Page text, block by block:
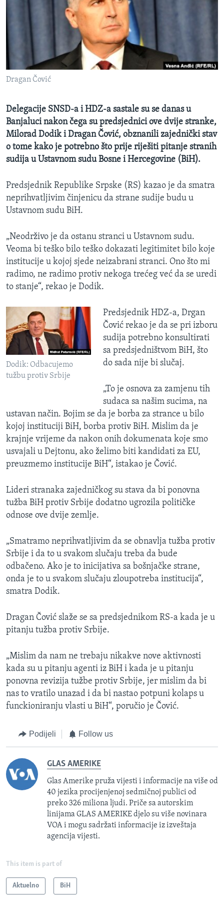
O GLASU AMERIKE
Learning English
PRATITE NAS
Jezici
Dragan Čović
Delegacije SNSD-a i HDZ-a sastale su se danas u
Banjaluci nakon čega su predsjednici ove dvije stranke,
Milorad Dodik i Dragan Čović, obznanili zajednički stav
o tome kako je potrebno što prije riješiti pitanje stranih
sudija u Ustavnom sudu Bosne i Hercegovine (BiH).
Predsjednik Republike Srpske (RS) kazao je da smatra
neprihvatljivim činjenicu da strane sudije budu u
Ustavnom sudu BiH.
„Neodrživo je da ostanu stranci u Ustavnom sudu.
Veoma bi teško bilo teško dokazati legitimitet bilo koje
institucije u kojoj sjede neizabrani stranci. Ono što mi
radimo, ne radimo protiv nekoga trećeg već da se uredi
to stanje“, rekao je Dodik.
Dodik: Odbacujemo
tužbu protiv Srbije
Predsjednik HDZ-a, Drgan
Čović rekao je da se pri izboru
sudija potrebno konsultirati
sa predsjedništvom BiH, što
do sada nije bi slučaj.
„To je osnova za zamjenu tih
sudaca sa našim sucima, na
ustavan način. Bojim se da je borba za strance u bilo
kojoj instituciji BiH, borba protiv BiH. Mislim da je
krajnje vrijeme da nakon onih dokumenata koje smo
usvajali u Dejtonu, ako želimo biti kandidati za EU,
preuzmemo institucije BiH“, istakao je Čović.
Lideri stranaka zajedničkog su stava da bi ponovna
tužba BiH protiv Srbije dodatno ugrozila političke
odnose ove dvije zemlje.
„Smatramo neprihvatljivim da se obnavlja tužba protiv
Srbije i da to u svakom slučaju treba da bude
odbačeno. Ako je to inicijativa sa bošnjačke strane,
onda je to u svakom slučaju zloupotreba institucija“,
smatra Dodik.
Dragan Čović slaže se sa predsjednikom RS-a kada je u
pitanju tužba protiv Srbije.
„Mislim da nam ne trebaju nikakve nove aktivnosti
kada su u pitanju agenti iz BiH i kada je u pitanju
ponovna revizija tužbe protiv Srbije, jer mislim da bi
nas to vratilo unazad i da bi nastao potpuni kolaps u
funckioniranju vlasti u BiH“, poručio je Čović.
Podijeli Follow us
GLAS AMERIKE
Glas Amerike pruža vijesti i informacije na više od
40 jezika procijenjenoj sedmičnoj publici od
preko 326 miliona ljudi. Priče sa autorskim
linijama GLAS AMERIKE djelo su više novinara
VOA i mogu sadržati informacije iz izveštaja
agencija vijesti.
This item is part of
Aktuelno BiH